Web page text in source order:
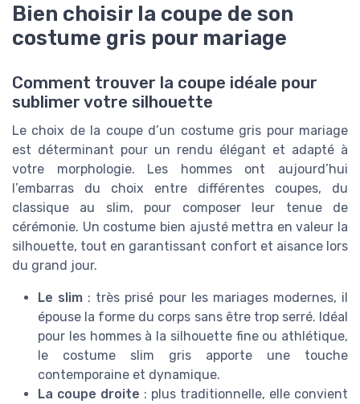
Bien choisir la coupe de son
costume gris pour mariage
Comment trouver la coupe idéale pour
sublimer votre silhouette
Le choix de la coupe d’un costume gris pour mariage
est déterminant pour un rendu élégant et adapté à
votre morphologie. Les hommes ont aujourd’hui
l’embarras du choix entre différentes coupes, du
classique au slim, pour composer leur tenue de
cérémonie. Un costume bien ajusté mettra en valeur la
silhouette, tout en garantissant confort et aisance lors
du grand jour.
Le slim : très prisé pour les mariages modernes, il
épouse la forme du corps sans être trop serré. Idéal
pour les hommes à la silhouette fine ou athlétique,
le costume slim gris apporte une touche
contemporaine et dynamique.
La coupe droite : plus traditionnelle, elle convient